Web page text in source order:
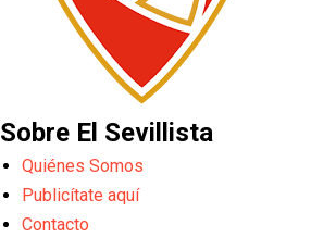
Sobre El Sevillista
Quiénes Somos
Publicítate aquí
Contacto